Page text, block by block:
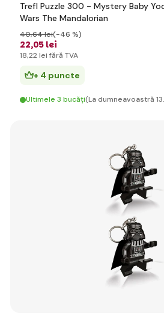
Trefl Puzzle 300 - Mystery Baby
Wars The Mandalorian
22,05 lei
40,64 lei(-46 %)
18,22 lei fără TVA
+ 4 puncte
Ultimele 3 bucăți(La dumneavoastră